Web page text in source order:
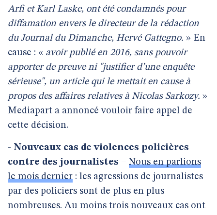
Arfi et Karl Laske, ont été condamnés pour
diffamation envers le directeur de la rédaction
du Journal du Dimanche, Hervé Gattegno. » En
cause : « avoir publié en 2016, sans pouvoir
apporter de preuve ni "justifier d’une enquête
sérieuse", un article qui le mettait en cause à
propos des affaires relatives à Nicolas Sarkozy. »
Mediapart a annoncé vouloir faire appel de
cette décision.
- Nouveaux cas de violences policières
contre des journalistes – Nous en parlions
le mois dernier : les agressions de journalistes
par des policiers sont de plus en plus
nombreuses. Au moins trois nouveaux cas ont